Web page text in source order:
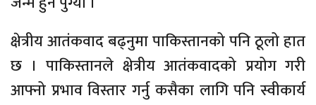
क्षेत्रीय आतंकवाद बढ्नुमा पाकिस्तानको पनि ठूलो हात
छ । पाकिस्तानले क्षेत्रीय आतंकवादको प्रयोग गरी
आफ्नो प्रभाव विस्तार गर्नु कसैका लागि पनि स्वीकार्य